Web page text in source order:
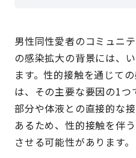
男性同性愛者のコミュニ
の感染拡大の背景には、
ます。性的接触を通じて
は、その主要な要因の1つ
部分や体液との直接的な
あるため、性的接触を伴
させる可能性があります。